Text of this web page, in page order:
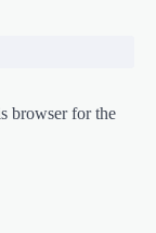
browser for the